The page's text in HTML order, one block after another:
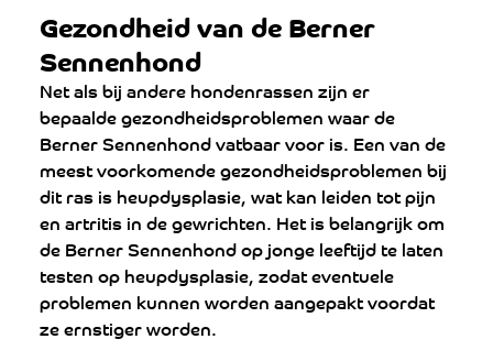
Gezondheid van de Berner
Sennenhond
Net als bij andere hondenrassen zijn er
bepaalde gezondheidsproblemen waar de
Berner Sennenhond vatbaar voor is. Een van de
meest voorkomende gezondheidsproblemen bij
dit ras is heupdysplasie, wat kan leiden tot pijn
en artritis in de gewrichten. Het is belangrijk om
de Berner Sennenhond op jonge leeftijd te laten
testen op heupdysplasie, zodat eventuele
problemen kunnen worden aangepakt voordat
ze ernstiger worden.